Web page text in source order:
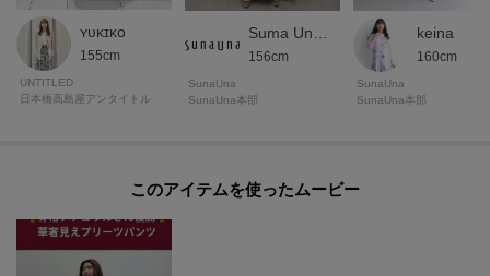
ʏᴜᴋɪᴋᴏ
155cm
UNTITLED
日本橋高島屋アンタイトル
156cm
SunaUna
SunaUna本部
keina
160cm
SunaUna
SunaUna本部
このアイテムを使ったムービー